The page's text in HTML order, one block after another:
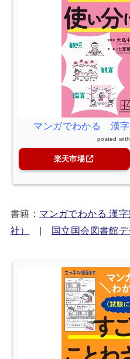
マンガでわかる 漢
posted with
楽天市場
書籍： マンガでわかる 漢
社）
国立国会図書館デ